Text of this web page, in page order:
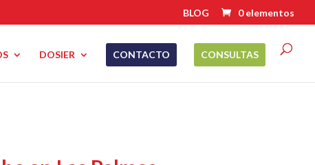
BLOG 0 elementos
DOSIER CONTACTO CONSULTAS